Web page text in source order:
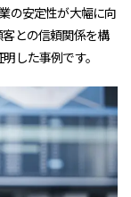
の安定性が大幅に向
との信頼関係を構
した事例です。